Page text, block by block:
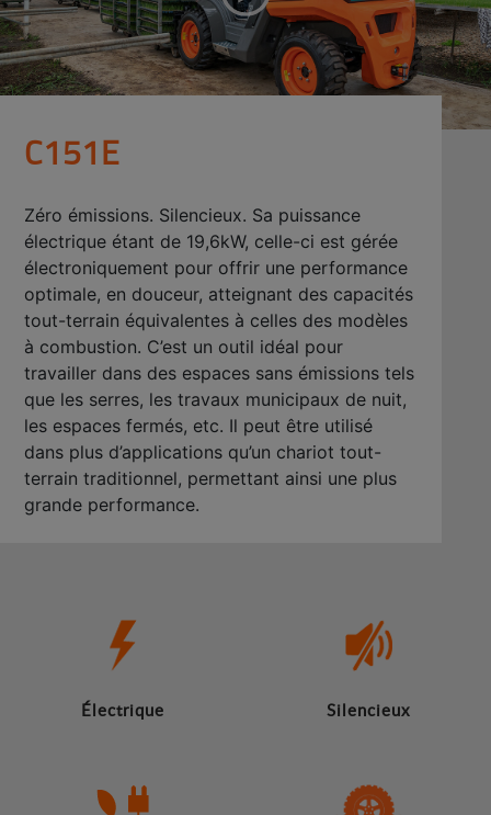
C151E
Zéro émissions. Silencieux. Sa puissance
électrique étant de 19,6kW, celle-ci est gérée
électroniquement pour offrir une performance
optimale, en douceur, atteignant des capacités
tout-terrain équivalentes à celles des modèles
à combustion. C’est un outil idéal pour
travailler dans des espaces sans émissions tels
que les serres, les travaux municipaux de nuit,
les espaces fermés, etc. Il peut être utilisé
dans plus d’applications qu’un chariot tout-
terrain traditionnel, permettant ainsi une plus
grande performance.
Électrique Silencieux